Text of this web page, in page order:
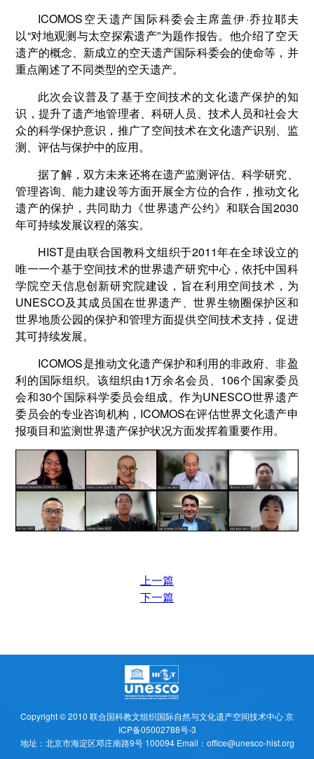
ICOMOS空天遗产国际科委会主席盖伊·乔拉耶夫
以“对地观测与太空探索遗产”为题作报告。他介绍了空天
遗产的概念、新成立的空天遗产国际科委会的使命等，并
重点阐述了不同类型的空天遗产。
此次会议普及了基于空间技术的文化遗产保护的知
识，提升了遗产地管理者、科研人员、技术人员和社会大
众的科学保护意识，推广了空间技术在文化遗产识别、监
测、评估与保护中的应用。
据了解，双方未来还将在遗产监测评估、科学研究、
管理咨询、能力建设等方面开展全方位的合作，推动文化
遗产的保护，共同助力《世界遗产公约》和联合国2030
年可持续发展议程的落实。
HIST是由联合国教科文组织于2011年在全球设立的
唯一一个基于空间技术的世界遗产研究中心，依托中国科
学院空天信息创新研究院建设，旨在利用空间技术，为
UNESCO及其成员国在世界遗产、世界生物圈保护区和
世界地质公园的保护和管理方面提供空间技术支持，促进
其可持续发展。
ICOMOS是推动文化遗产保护和利用的非政府、非盈
利的国际组织。该组织由1万余名会员、106个国家委员
会和30个国际科学委员会组成。作为UNESCO世界遗产
委员会的专业咨询机构，ICOMOS在评估世界文化遗产申
报项目和监测世界遗产保护状况方面发挥着重要作用。
上一篇
下一篇
Copyright © 2010 联合国科教文组织国际自然与文化遗产空间技术中心京
ICP备05002788号-3
地址：北京市海淀区邓庄南路9号 100094 Email：office@unesco-hist.org